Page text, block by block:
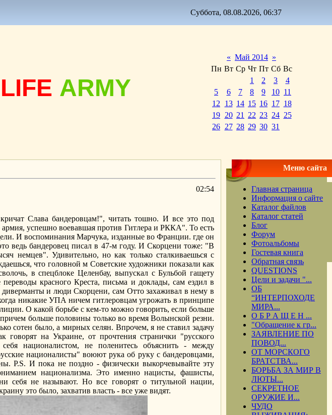
Суббота, 08.08.2026, 06:37
LIFE ARMY
« Май 2014 »
Пн Вт Ср Чт Пт Сб Вс
1
2 3
4
5
6 7 8 9 10 11
12
13 14 15 16 17 18
19 20 21 22 23 24 25
26 27 28 29 30 31
02:54
Слава бандеровцам!", читать тошно. И все это под
успешно воевавшая против Гитлера и РККА". То есть
И воспоминания Марчука, изданные во Франции. где он
ведь бандеровец писал в 47-м году. И Скорцени тоже: "В
немцев". Удивительно, но как только сталкиваешься с
что головной м Советские художники показали как
в спецблоке Целенбау, выпускал с Бульбой гащету
красного Креста, письма и доклады, сам ездил в
и люди Скорцени, сам Отто захаживал в нему в
никакие УПА ничем гитлеровцам угрожать в принципе
О какой борьбе с кем-то можно говорить, если больше
больше половины только во время Волынской резни.
сотен было, а мирных селян. Впрочем, я не ставил задачу
на Украине, от прочтения странички "русского
националистом, не поленитесь объяснить - между
националисты" воюют рука об руку с бандеровцами,
P.S. И пока не поздно - физически выкорчевывайте эту
национализма. Это именно нацисты, фашисты,
себя не называют. Но все говорят о титульной нации,
это было, захватив власть - все уже видят.
Меню сайта
Главная страница
Информация о сайте
Каталог файлов
Каталог статей
Блог
Форум
Фотоальбомы
Гостевая книга
Обратная связь
QUESTIONS
Цели и задачи "...
ОБ
“ИНТЕРПОХОДЕ
МИРА...
О Б Р А Щ Е Н ...
"Обращение к гр...
ЗАЯВЛЕНИЕ ПО
ПОВОД...
ОТ МОРСКОГО
БРАТСТВА...
БОРЬБА ЗА МИР В
ЛЮТЫ...
СЕКРЕТНОЕ
ОРУЖИЕ И...
ЧУДО